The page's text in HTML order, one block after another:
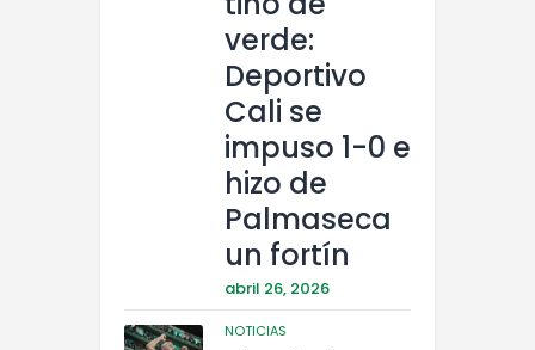
verde:
Deportivo
Cali se
impuso 1-0 e
hizo de
Palmaseca
un fortín
abril 26, 2026
NOTICIAS